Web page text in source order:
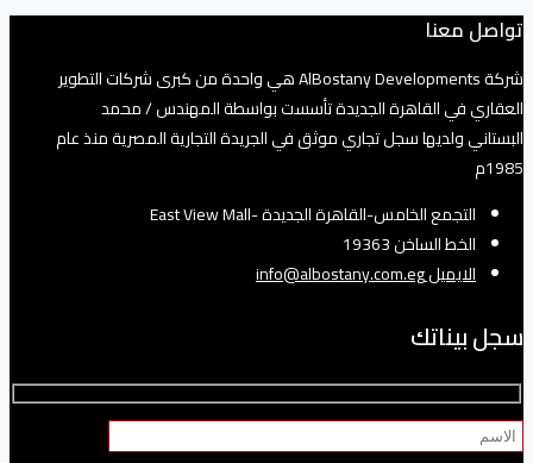
تواصل معنا
شركة AlBostany Developments هي واحدة من كبرى شركات التطوير
العقاري في القاهرة الجديدة تأسست بواسطة المهندس / محمد
البستاني ولديها سجل تجاري موثق في الجريدة التجارية المصرية منذ عام
1985م
التجمع الخامس-القاهرة الجديدة -East View Mall
الخط الساخن 19363
الايميل info@albostany.com.eg
سجل بيناتك